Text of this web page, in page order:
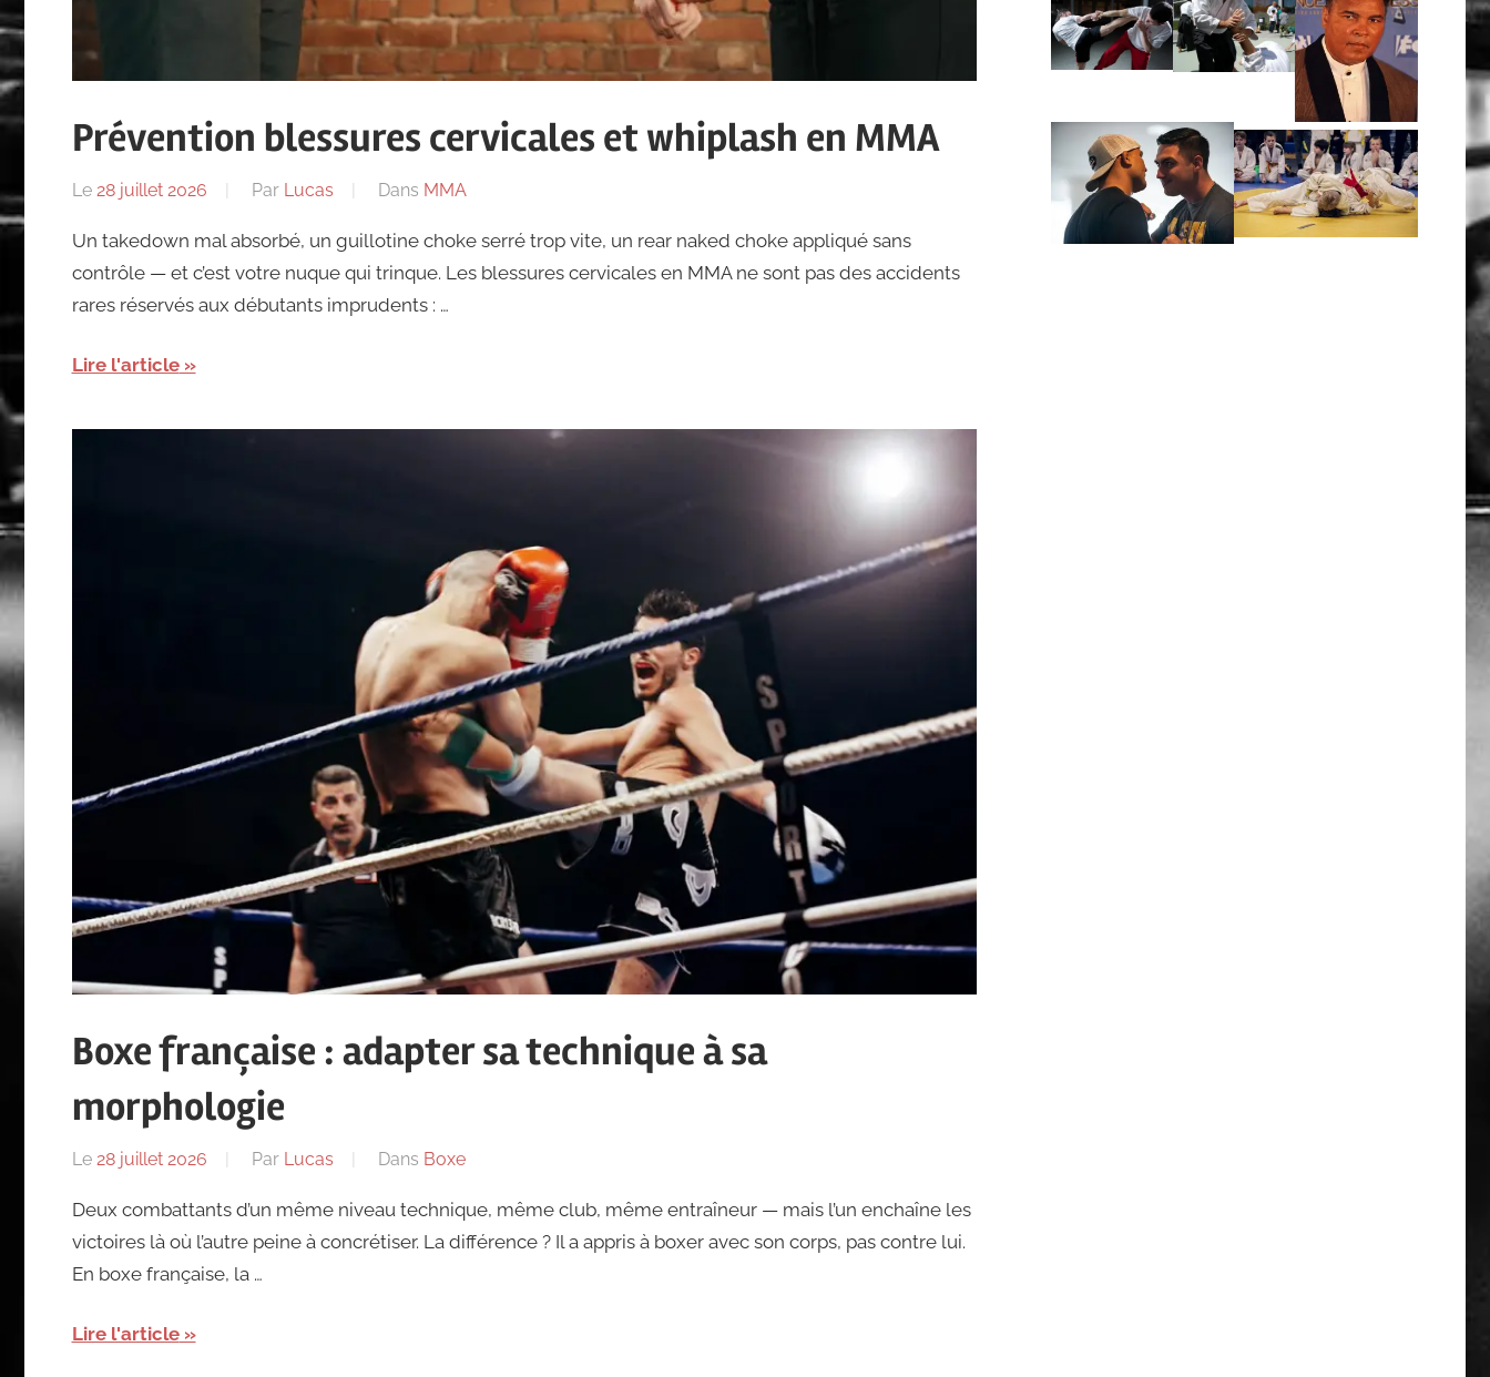
Prévention blessures cervicales et whiplash en MMA
Le 28 juillet 2026 Par Lucas Dans MMA
Un takedown mal absorbé, un guillotine choke serré trop vite, un rear naked choke appliqué sans
contrôle — et c’est votre nuque qui trinque. Les blessures cervicales en MMA ne sont pas des accidents
rares réservés aux débutants imprudents : …
Lire l'article
Boxe française : adapter sa technique à sa
morphologie
Le 28 juillet 2026 Par Lucas Dans Boxe
Deux combattants d’un même niveau technique, même club, même entraîneur — mais l’un enchaîne les
victoires là où l’autre peine à concrétiser. La différence ? Il a appris à boxer avec son corps, pas contre lui.
En boxe française, la …
Lire l'article